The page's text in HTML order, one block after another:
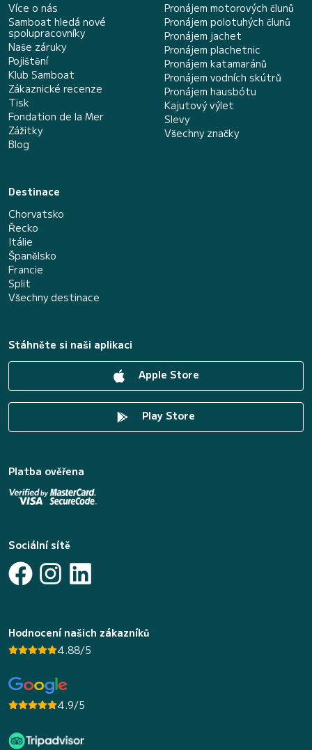
Více o nás
Samboat hledá nové
spolupracovníky
Naše záruky
Pojištění
Klub Samboat
Zákaznické recenze
Tisk
Fondation de la Mer
Zážitky
Blog
Pronájem motorových člunů
Pronájem polotuhých člunů
Pronájem jachet
Pronájem plachetnic
Pronájem katamaránů
Pronájem vodních skútrů
Pronájem hausbótu
Kajutový výlet
Slevy
Všechny značky
Destinace
Chorvatsko
Řecko
Itálie
Španělsko
Francie
Split
Všechny destinace
Stáhněte si naši aplikaci
Apple Store
Play Store
Platba ověřena
Sociální sítě
Hodnocení našich zákazníků
4.88/5
4.9/5